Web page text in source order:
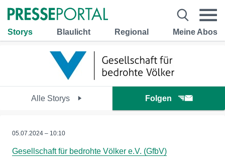
Storys Blaulicht Regional Meine Abos
Alle Storys Folgen
05.07.2024 – 10:10
Gesellschaft für bedrohte Völker e.V. (GfbV)